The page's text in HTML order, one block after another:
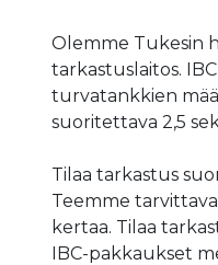
Olemme Tukesin
tarkastuslaitos.
turvatankkien
suoritettava 2,5
Tilaa tarkastus
Teemme
kertaa. Tilaa
IBC-pakkaukset